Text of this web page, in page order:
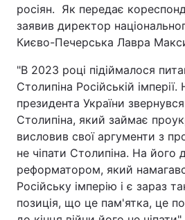
росіян. Як передає
заявив директор
Києво-Печерська Лавра
"В 2023 році підіймалося
Столипіна Російській імперії.
президента України
Столипіна, який займає
висловив свої аргументи з
не чіпати Столипіна. На його
реформатором, який
Російську імперію і є зараз
позиція, що це пам'ятка, це